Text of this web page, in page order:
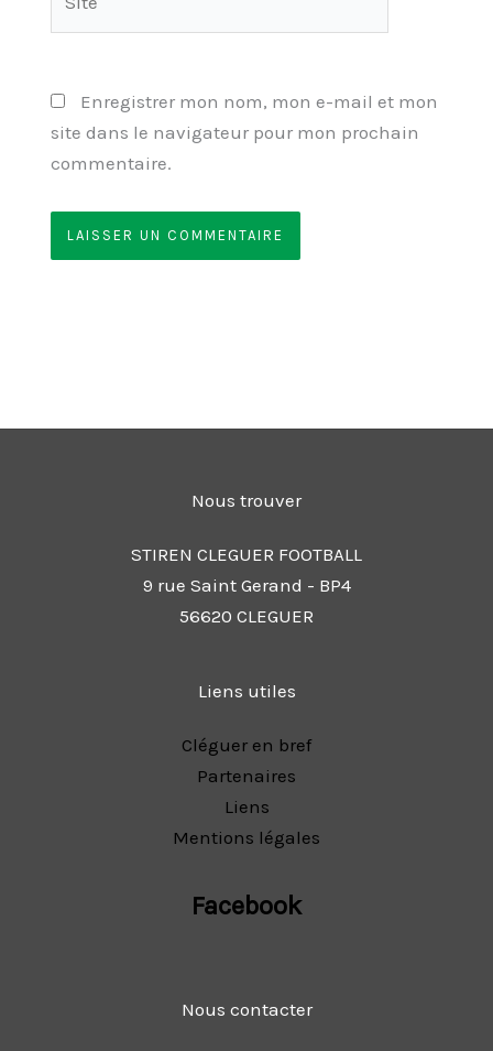
Enregistrer mon nom, mon e-mail et mon
site dans le navigateur pour mon prochain
commentaire.
Nous trouver
STIREN CLEGUER FOOTBALL
9 rue Saint Gerand - BP4
56620 CLEGUER
Liens utiles
Cléguer en bref
Partenaires
Liens
Mentions légales
Facebook
Nous contacter